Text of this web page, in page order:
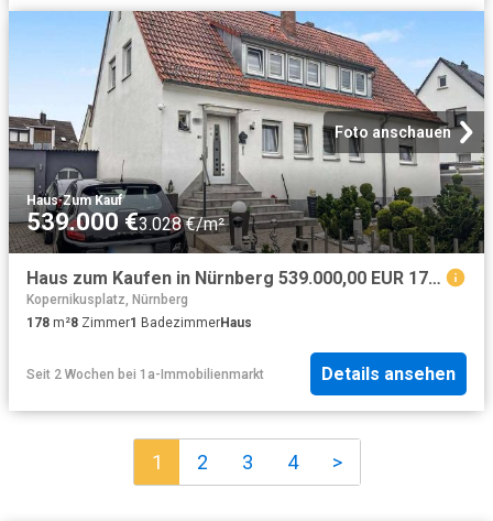
Foto anschauen
Haus·Zum Kauf
539.000 €3.028 €/m²
Haus zum Kaufen in Nürnberg 539.000,00 EUR 178.51 m²
Kopernikusplatz, Nürnberg
178 m²8 Zimmer1 BadezimmerHaus
Seit 2 Wochen bei 1a-Immobilienmarkt Details ansehen
1 2 3 4 >